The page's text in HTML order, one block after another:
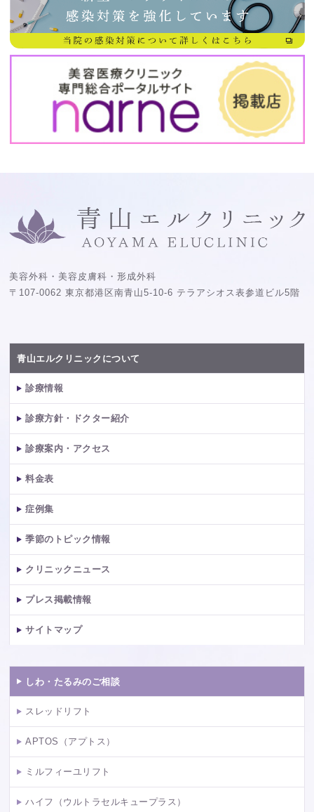
美容外科・美容皮膚科・形成外科
〒107-0062 東京都港区南青山5-10-6 テラアシオス表参道ビル5階
青山エルクリニックについて
診療情報
診療方針・ドクター紹介
診療案内・アクセス
料金表
症例集
季節のトピック情報
クリニックニュース
プレス掲載情報
サイトマップ
しわ・たるみのご相談
スレッドリフト
APTOS（アプトス）
ミルフィーユリフト
ハイフ（ウルトラセルキュープラス）